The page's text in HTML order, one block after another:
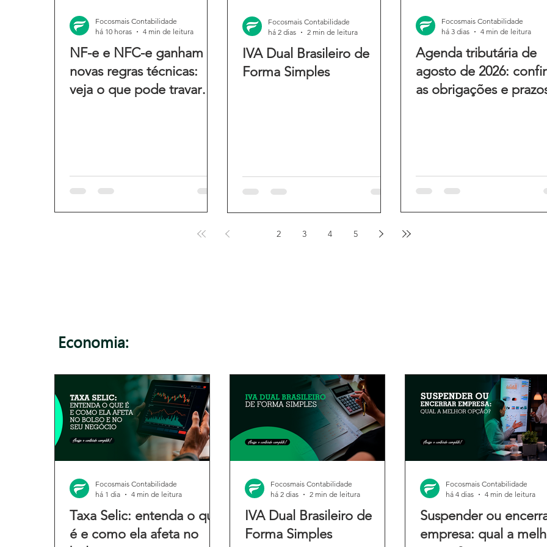
NF-e e NFC-e ganham
novas regras técnicas:
veja o que pode travar
Focosmais Contabilidade
há 10 horas
4 min de leitura
IVA Dual Brasileiro de
Forma Simples
Focosmais Contabilidade
há 2 dias
2 min de leitura
Agenda tributária de
agosto de 2026:
as obrigações e
Focosmais Contabilidade
há 3 dias
4 min de leitura
2 3 4 5
Economia:
Taxa Selic: entenda o que
é e como ela afeta no
Focosmais Contabilidade
há 1 dia
4 min de leitura
IVA Dual Brasileiro de
Forma Simples
Focosmais Contabilidade
há 2 dias
2 min de leitura
Suspender ou
empresa: qual a
Focosmais Contabilidade
há 4 dias
4 min de leitura